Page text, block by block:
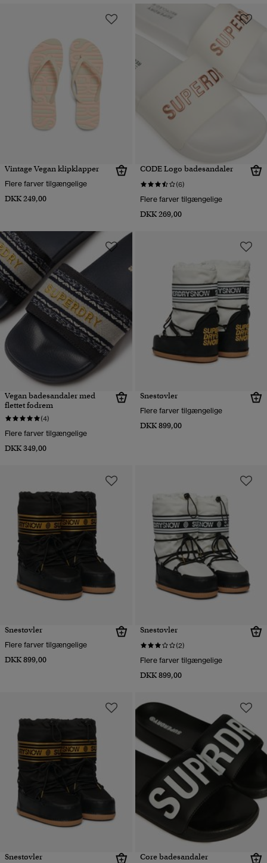
Vintage Vegan klipklapper
Flere farver tilgængelige
DKK 249,00
CODE Logo badesandaler
(6)
Flere farver tilgængelige
DKK 269,00
Vegan badesandaler med
flettet fodrem
(4)
Flere farver tilgængelige
DKK 349,00
Snestøvler
Flere farver tilgængelige
DKK 899,00
Snestøvler
Flere farver tilgængelige
DKK 899,00
Snestøvler
(2)
Flere farver tilgængelige
DKK 899,00
Snestøvler Core badesandaler